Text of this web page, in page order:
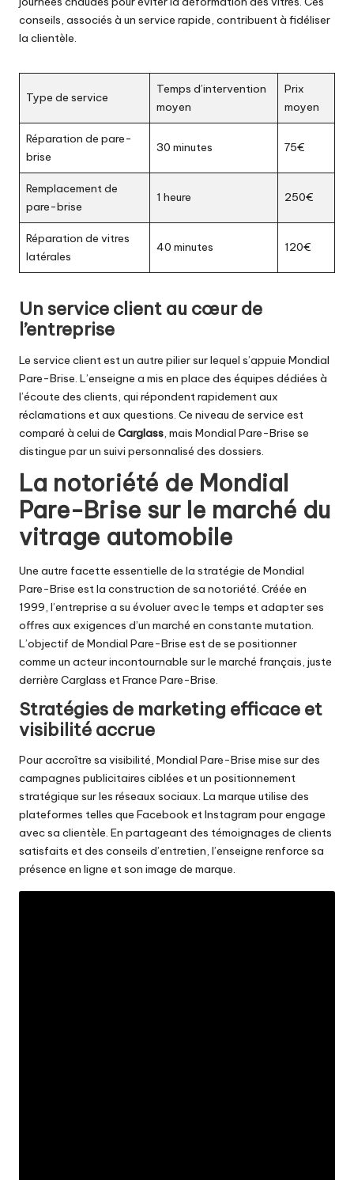
conseils, associés à un service rapide, contribuent à fidéliser
la clientèle.
Type de service
Temps d’intervention
moyen
Prix
moyen
Réparation de pare-
brise
30 minutes 75€
Remplacement de
pare-brise
1 heure 250€
Réparation de vitres
latérales
40 minutes 120€
Un service client au cœur de
l’entreprise
Le service client est un autre pilier sur lequel s’appuie Mondial
Pare-Brise. L’enseigne a mis en place des équipes dédiées à
l’écoute des clients, qui répondent rapidement aux
réclamations et aux questions. Ce niveau de service est
comparé à celui de Carglass, mais Mondial Pare-Brise se
distingue par un suivi personnalisé des dossiers.
La notoriété de Mondial
Pare-Brise sur le marché du
vitrage automobile
Une autre facette essentielle de la stratégie de Mondial
Pare-Brise est la construction de sa notoriété. Créée en
1999, l’entreprise a su évoluer avec le temps et adapter ses
offres aux exigences d’un marché en constante mutation.
L’objectif de Mondial Pare-Brise est de se positionner
comme un acteur incontournable sur le marché français, juste
derrière Carglass et France Pare-Brise.
Stratégies de marketing efficace et
visibilité accrue
Pour accroître sa visibilité, Mondial Pare-Brise mise sur des
campagnes publicitaires ciblées et un positionnement
stratégique sur les réseaux sociaux. La marque utilise des
plateformes telles que Facebook et Instagram pour engage
avec sa clientèle. En partageant des témoignages de clients
satisfaits et des conseils d’entretien, l’enseigne renforce sa
présence en ligne et son image de marque.